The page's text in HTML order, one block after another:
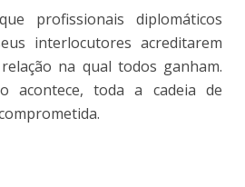
profissionais diplomáticos
interlocutores acreditarem
na qual todos ganham.
acontece, toda a cadeia de